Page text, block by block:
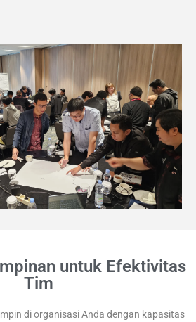
untuk Efektivitas
Tim
di organisasi Anda dengan kapasitas